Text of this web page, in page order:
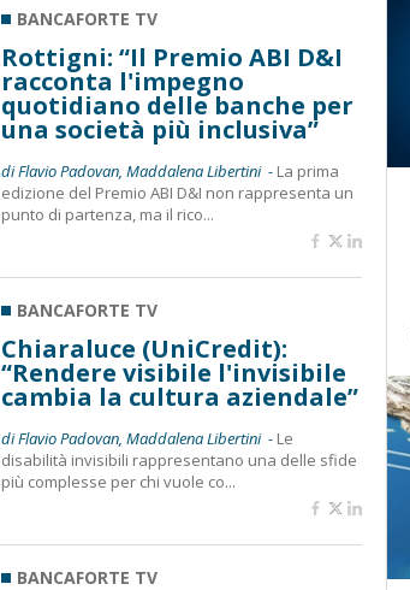
BANCAFORTE TV
Rottigni: “Il Premio ABI D&I
racconta l'impegno
quotidiano delle banche per
una società più inclusiva”
di Flavio Padovan, Maddalena Libertini - La prima
edizione del Premio ABI D&I non rappresenta un
punto di partenza, ma il rico...
BANCAFORTE TV
Chiaraluce (UniCredit):
“Rendere visibile l'invisibile
cambia la cultura aziendale”
di Flavio Padovan, Maddalena Libertini - Le
disabilità invisibili rappresentano una delle sfide
più complesse per chi vuole co...
BANCAFORTE TV